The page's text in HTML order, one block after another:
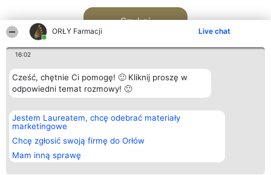
ORŁY Farmacji Live chat
16:02
Cześć, chętnie Ci pomogę! 🙂 Kliknij proszę w
odpowiedni temat rozmowy! 🙂
Jestem Laureatem, chcę odebrać materiały
marketingowe
Chcę zgłosić swoją firmę do Orłów
Mam inną sprawę
Szukaj
Organizator plebiscytu
Bright Side Solutions sp. z o.
o. sp. k.
ul. Ruska 22
Wrocław 50-079
KRS 0000749100 | Regon
381313360 | NIP 8943132676
Plebiscyt
Laureaci
wszystkich
Laureatów
Regulamin
Kontakt
Kontakt